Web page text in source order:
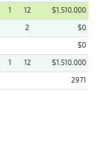
1 12
$1.510.000
2
$0
$0
1 12
$1.510.000
2971